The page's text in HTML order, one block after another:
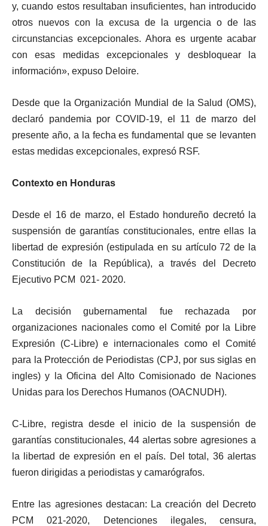
y, cuando estos resultaban insuficientes, han introducido
otros nuevos con la excusa de la urgencia o de las
circunstancias excepcionales. Ahora es urgente acabar
con esas medidas excepcionales y desbloquear la
información», expuso Deloire.
Desde que la Organización Mundial de la Salud (OMS),
declaró pandemia por COVID-19, el 11 de marzo del
presente año, a la fecha es fundamental que se levanten
estas medidas excepcionales, expresó RSF.
Contexto en Honduras
Desde el 16 de marzo, el Estado hondureño decretó la
suspensión de garantías constitucionales, entre ellas la
libertad de expresión (estipulada en su artículo 72 de la
Constitución de la República), a través del Decreto
Ejecutivo PCM 021- 2020.
La decisión gubernamental fue rechazada por
organizaciones nacionales como el Comité por la Libre
Expresión (C-Libre) e internacionales como el Comité
para la Protección de Periodistas (CPJ, por sus siglas en
ingles) y la Oficina del Alto Comisionado de Naciones
Unidas para los Derechos Humanos (OACNUDH).
C-Libre, registra desde el inicio de la suspensión de
garantías constitucionales, 44 alertas sobre agresiones a
la libertad de expresión en el país. Del total, 36 alertas
fueron dirigidas a periodistas y camarógrafos.
Entre las agresiones destacan: La creación del Decreto
PCM 021-2020, Detenciones ilegales, censura,